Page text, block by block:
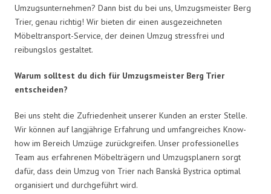
Umzugsunternehmen? Dann bist du bei uns, Umzugsmeister Berg
Trier, genau richtig! Wir bieten dir einen ausgezeichneten
Möbeltransport-Service, der deinen Umzug stressfrei und
reibungslos gestaltet.
Warum solltest du dich für Umzugsmeister Berg Trier
entscheiden?
Bei uns steht die Zufriedenheit unserer Kunden an erster Stelle.
Wir können auf langjährige Erfahrung und umfangreiches Know-
how im Bereich Umzüge zurückgreifen. Unser professionelles
Team aus erfahrenen Möbelträgern und Umzugsplanern sorgt
dafür, dass dein Umzug von Trier nach Banská Bystrica optimal
organisiert und durchgeführt wird.